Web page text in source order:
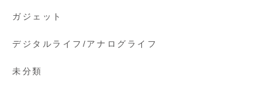
ガジェット
デジタルライフ/アナログライフ
未分類